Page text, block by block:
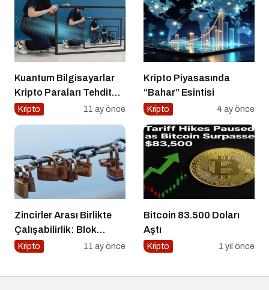
Kuantum Bilgisayarlar
Kripto Paraları Tehdit
Eder mi?
Kripto 11 ay önce
Kripto Piyasasında
“Bahar” Esintisi
Kripto 4 ay önce
Zincirler Arası Birlikte
Çalışabilirlik: Blok
Zincirlerin Geleceği
Kripto 11 ay önce
Bitcoin 83.500 Doları
Aştı
Kripto 1 yıl önce